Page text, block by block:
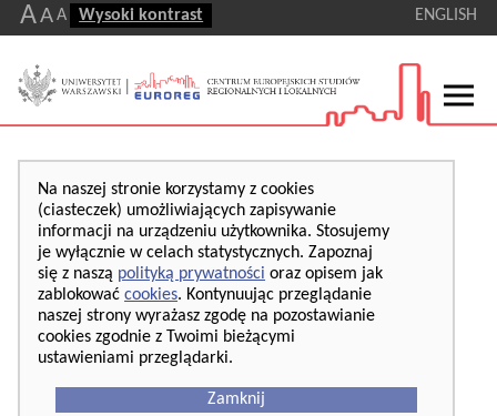
AA A Wysoki kontrast ENGLISH
Na naszej stronie korzystamy z cookies
(ciasteczek) umożliwiających zapisywanie
informacji na urządzeniu użytkownika. Stosujemy
je wyłącznie w celach statystycznych. Zapoznaj
się z naszą polityką prywatności oraz opisem jak
zablokować cookies. Kontynuując przeglądanie
naszej strony wyrażasz zgodę na pozostawianie
cookies zgodnie z Twoimi bieżącymi
ustawieniami przeglądarki.
Zamknij